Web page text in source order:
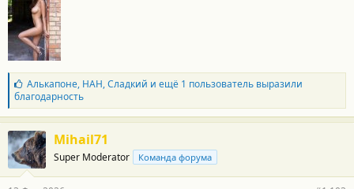
т
и
:
Б
л
а
г
о
д
а
р
Алькапоне, НАН,Сладкий и ещё 1 пользователь выразили
благодарность
Mihail71
Super Moderator Команда форума